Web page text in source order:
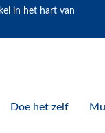
in het hart van
Doe het zelf